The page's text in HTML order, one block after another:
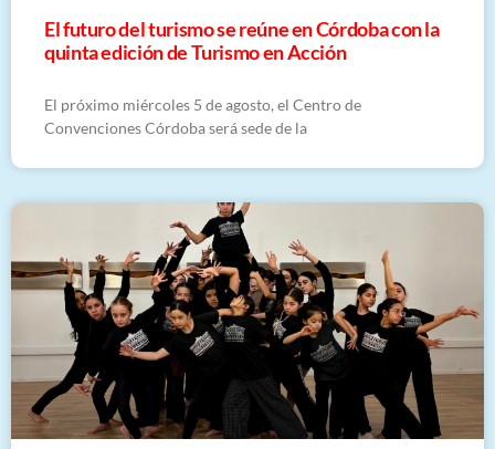
El futuro del turismo se reúne en Córdoba con la
quinta edición de Turismo en Acción
El próximo miércoles 5 de agosto, el Centro de
Convenciones Córdoba será sede de la